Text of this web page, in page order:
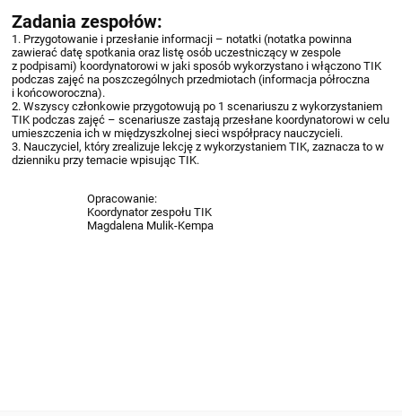
Zadania zespołów:
1. Przygotowanie i przesłanie informacji – notatki (notatka powinna
zawierać datę spotkania oraz listę osób uczestniczący w zespole
z podpisami) koordynatorowi w jaki sposób wykorzystano i włączono TIK
podczas zajęć na poszczególnych przedmiotach (informacja półroczna
i końcoworoczna).
2. Wszyscy członkowie przygotowują po 1 scenariuszu z wykorzystaniem
TIK podczas zajęć – scenariusze zastają przesłane koordynatorowi w celu
umieszczenia ich w międzyszkolnej sieci współpracy nauczycieli.
3. Nauczyciel, który zrealizuje lekcję z wykorzystaniem TIK, zaznacza to w
dzienniku przy temacie wpisując TIK.
Opracowanie:
Koordynator zespołu TIK
Magdalena Mulik-Kempa